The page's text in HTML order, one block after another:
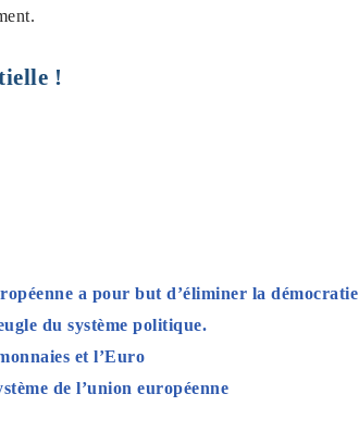
!
a pour but d’éliminer la démocratie
du système politique.
et l’Euro
de l’union européenne